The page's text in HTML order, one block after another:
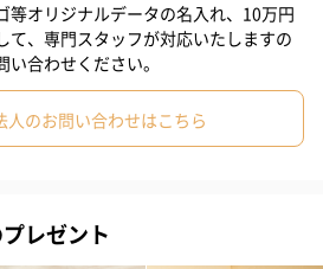
、ポリプロピレン
等オリジナルデータの名入れ、10万円
て、専門スタッフが対応いたしますの
合わせください。
人のお問い合わせはこちら
レゼント